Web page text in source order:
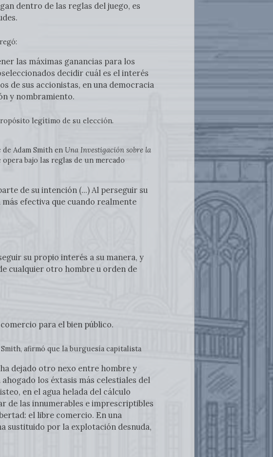
dentro de las reglas del juego, es
las máximas ganancias para los
decidir cuál es el interés
de sus accionistas, en una democracia
y nombramiento.
legítimo de su elección.
Adam Smith en Una Investigación sobre la
bajo las reglas de un mercado
de su intención (...) Al perseguir su
efectiva que cuando realmente
su propio interés a su manera, y
cualquier otro hombre u orden de
para el bien público.
afirmó que la burguesía capitalista
dejado otro nexo entre hombre y
los éxtasis más celestiales del
en el agua helada del cálculo
de las innumerables e imprescriptibles
el libre comercio. En una
sustituido por la explotación desnuda,